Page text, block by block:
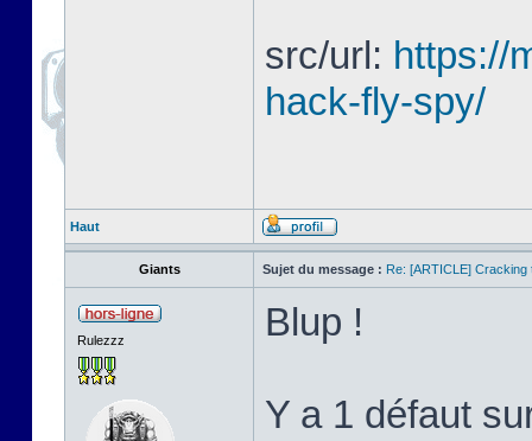
src/url: https://
hack-fly-spy/
Haut
Giants Sujet du message : Re: [ARTICLE] Cracking
Rulezzz Blup !
Y a 1 défaut